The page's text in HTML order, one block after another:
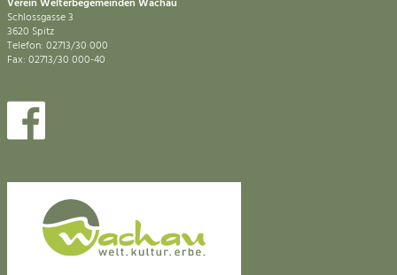
Verein Welterbegemeinden Wachau
Schlossgasse 3
3620 Spitz
Telefon: 02713/30 000
Fax: 02713/30 000-40